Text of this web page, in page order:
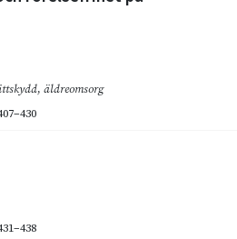
, äldreomsorg